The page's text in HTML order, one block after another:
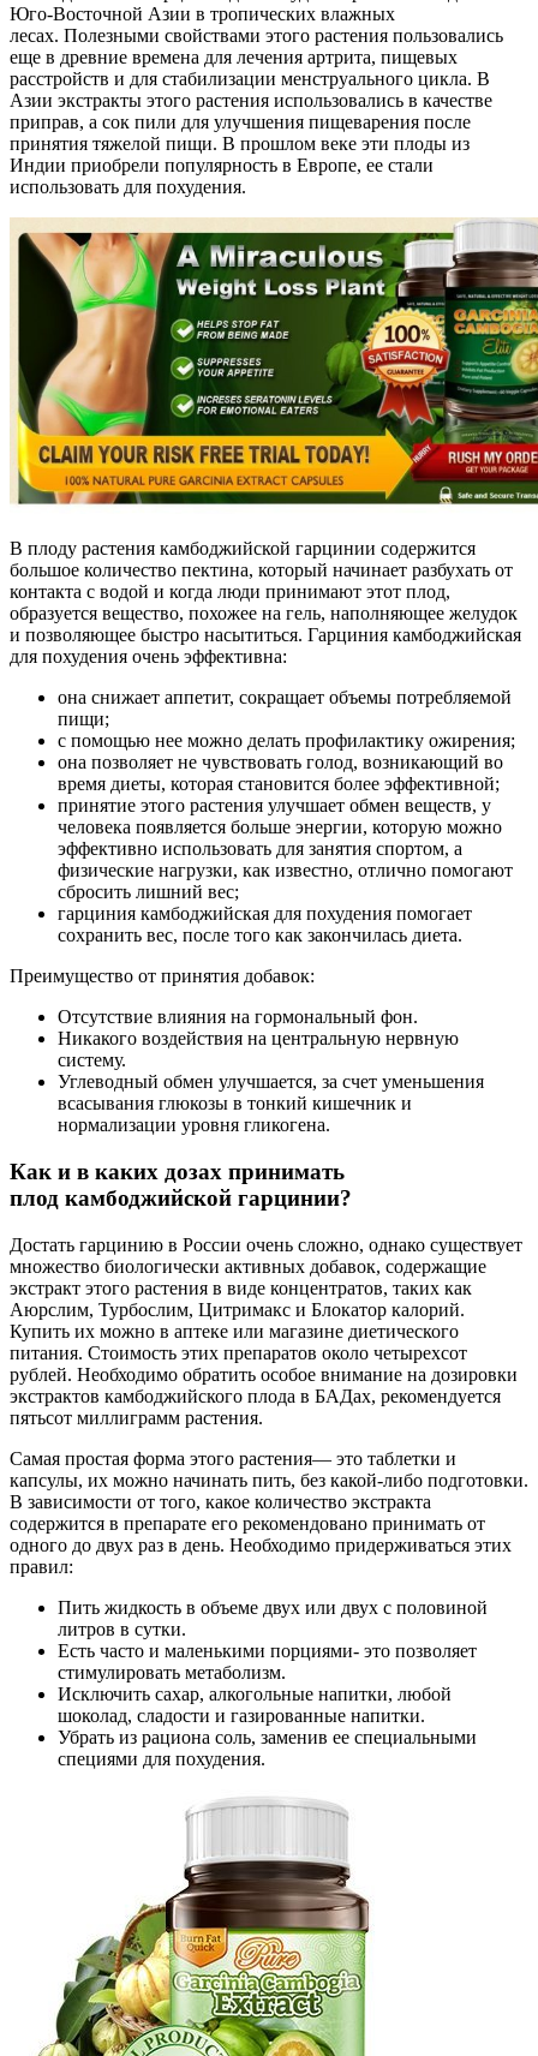
Юго-Восточной Азии в тропических влажных
лесах. Полезными свойствами этого растения пользовались
еще в древние времена для лечения артрита, пищевых
расстройств и для стабилизации менструального цикла. В
Азии экстракты этого растения использовались в качестве
приправ, а сок пили для улучшения пищеварения после
принятия тяжелой пищи. В прошлом веке эти плоды из
Индии приобрели популярность в Европе, ее стали
использовать для похудения.
В плоду растения камбоджийской гарцинии содержится
большое количество пектина, который начинает разбухать от
контакта с водой и когда люди принимают этот плод,
образуется вещество, похожее на гель, наполняющее желудок
и позволяющее быстро насытиться. Гарциния камбоджийская
для похудения очень эффективна:
она снижает аппетит, сокращает объемы потребляемой
пищи;
с помощью нее можно делать профилактику ожирения;
она позволяет не чувствовать голод, возникающий во
время диеты, которая становится более эффективной;
принятие этого растения улучшает обмен веществ, у
человека появляется больше энергии, которую можно
эффективно использовать для занятия спортом, а
физические нагрузки, как известно, отлично помогают
сбросить лишний вес;
гарциния камбоджийская для похудения помогает
сохранить вес, после того как закончилась диета.
Преимущество от принятия добавок:
Отсутствие влияния на гормональный фон.
Никакого воздействия на центральную нервную
систему.
Углеводный обмен улучшается, за счет уменьшения
всасывания глюкозы в тонкий кишечник и
нормализации уровня гликогена.
Как и в каких дозах принимать
плод камбоджийской гарцинии?
Достать гарцинию в России очень сложно, однако существует
множество биологически активных добавок, содержащие
экстракт этого растения в виде концентратов, таких как
Аюрслим, Турбослим, Цитримакс и Блокатор калорий.
Купить их можно в аптеке или магазине диетического
питания. Стоимость этих препаратов около четырехсот
рублей. Необходимо обратить особое внимание на дозировки
экстрактов камбоджийского плода в БАДах, рекомендуется
пятьсот миллиграмм растения.
Самая простая форма этого растения— это таблетки и
капсулы, их можно начинать пить, без какой-либо подготовки.
В зависимости от того, какое количество экстракта
содержится в препарате его рекомендовано принимать от
одного до двух раз в день. Необходимо придерживаться этих
правил:
Пить жидкость в объеме двух или двух с половиной
литров в сутки.
Есть часто и маленькими порциями- это позволяет
стимулировать метаболизм.
Исключить сахар, алкогольные напитки, любой
шоколад, сладости и газированные напитки.
Убрать из рациона соль, заменив ее специальными
специями для похудения.